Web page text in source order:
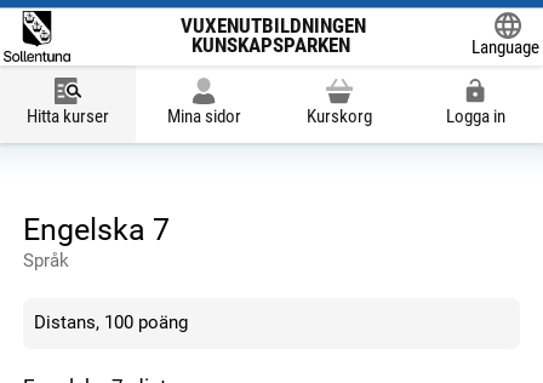
VUXENUTBILDNINGEN
KUNSKAPSPARKEN
Language
Hitta kurser Mina sidor Kurskorg Logga in
Engelska 7
Språk
Distans, 100 poäng